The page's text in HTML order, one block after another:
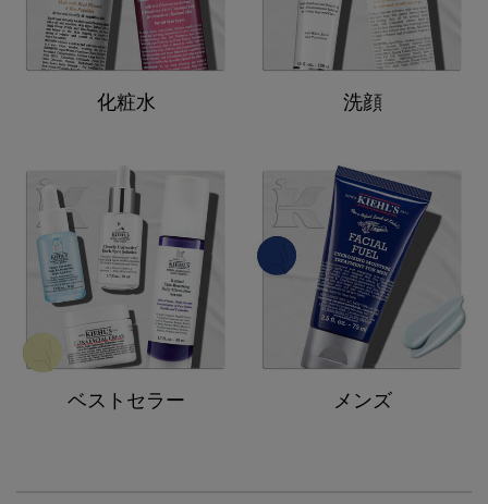
化粧水 洗顔
ベストセラー メンズ